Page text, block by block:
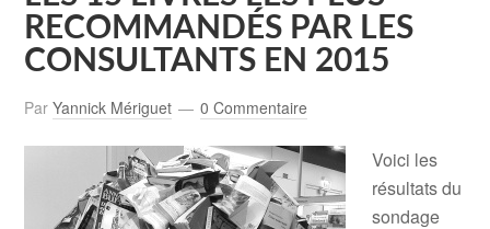
RECOMMANDÉS PAR LES
CONSULTANTS EN 2015
ParYannick Mériguet 0 Commentaire
Voici les
résultats du
sondage